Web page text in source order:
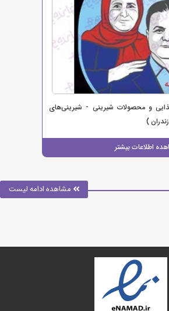
و محصولات شیرینی - شیرینی‌های
)
اطلاعات بیشتر
مشاهده ادامه لیست